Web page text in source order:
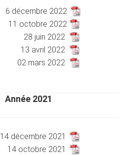
6 décembre 2022
11 octobre 2022
28 juin 2022
13 avril 2022
02 mars 2022
Année 2021
14 décembre 2021
14 octobre 2021